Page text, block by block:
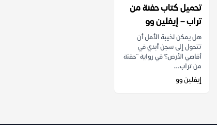
تحميل كتاب حفنة من
تراب – إيفلين وو
هل يمكن لخيبة الأمل أن
تتحول إلى سجن أبدي في
أقاصي الأرض؟ في رواية "حفنة
من تراب...
إيفلين وو